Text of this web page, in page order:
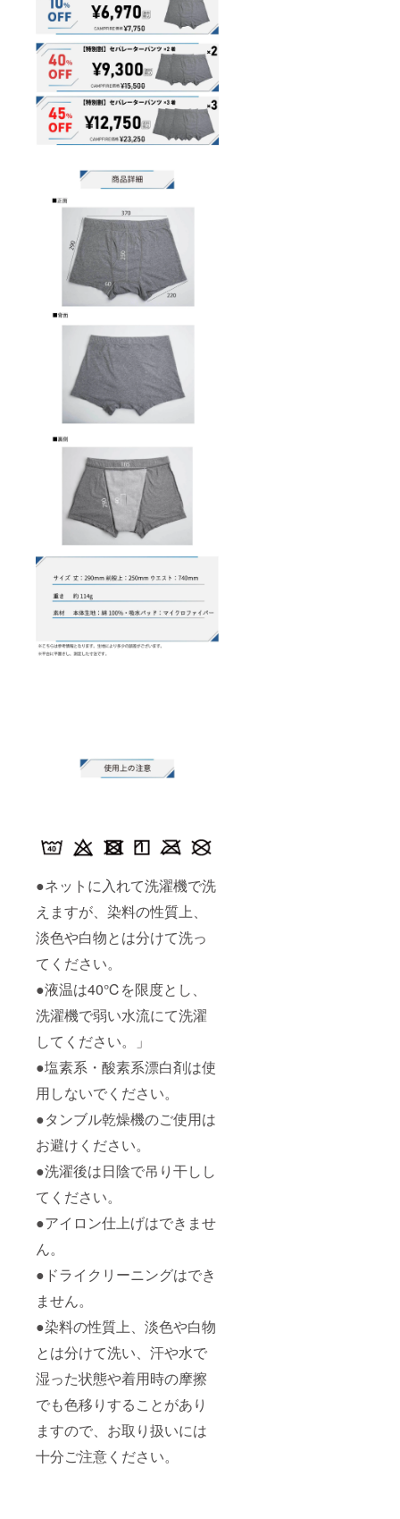
●ネットに入れて洗濯機で洗
えますが、染料の性質上、
淡色や白物とは分けて洗っ
てください。
●液温は40℃を限度とし、
洗濯機で弱い水流にて洗濯
してください。」
●塩素系・酸素系漂白剤は使
用しないでください。
●タンブル乾燥機のご使用は
お避けください。
●洗濯後は日陰で吊り干しし
てください。
●アイロン仕上げはできませ
ん。
●ドライクリーニングはでき
ません。
●染料の性質上、淡色や白物
とは分けて洗い、汗や水で
湿った状態や着用時の摩擦
でも色移りすることがあり
ますので、お取り扱いには
十分ご注意ください。